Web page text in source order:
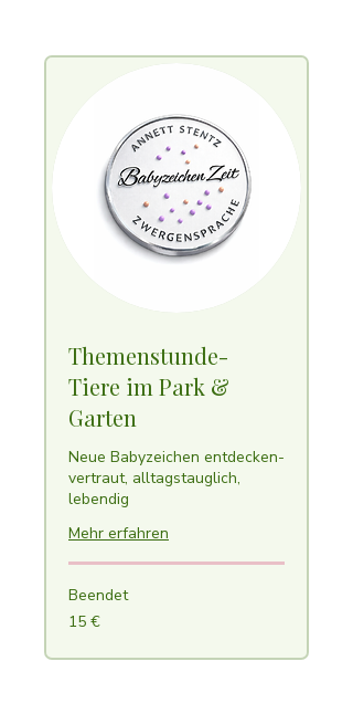
Themenstunde-
Tiere im Park &
Garten
Neue Babyzeichen entdecken-
vertraut, alltagstauglich,
lebendig
Mehr erfahren
Beendet
15
Euro
15 €